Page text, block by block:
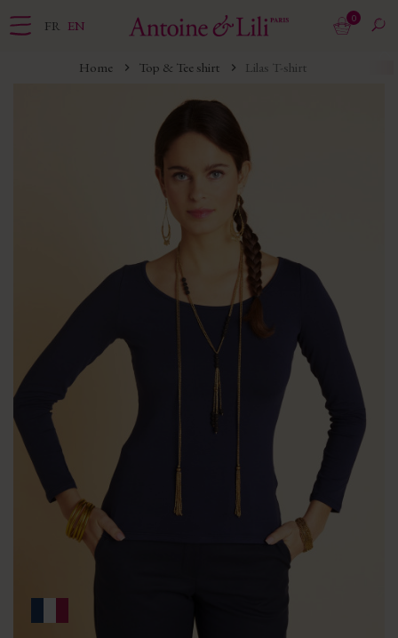
FR EN 0
Home Top & Tee shirt Lilas T-shirt